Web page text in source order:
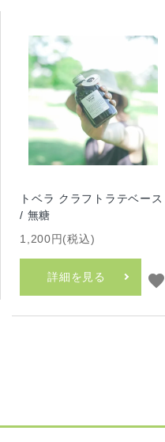
トベラ クラフトラテベース
/ 無糖
1,200円(税込)
詳細を見る favorite